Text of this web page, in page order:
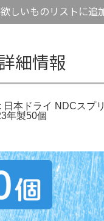
欲しいものリストに追
細情報
本ドライ NDCスプ
年製50個